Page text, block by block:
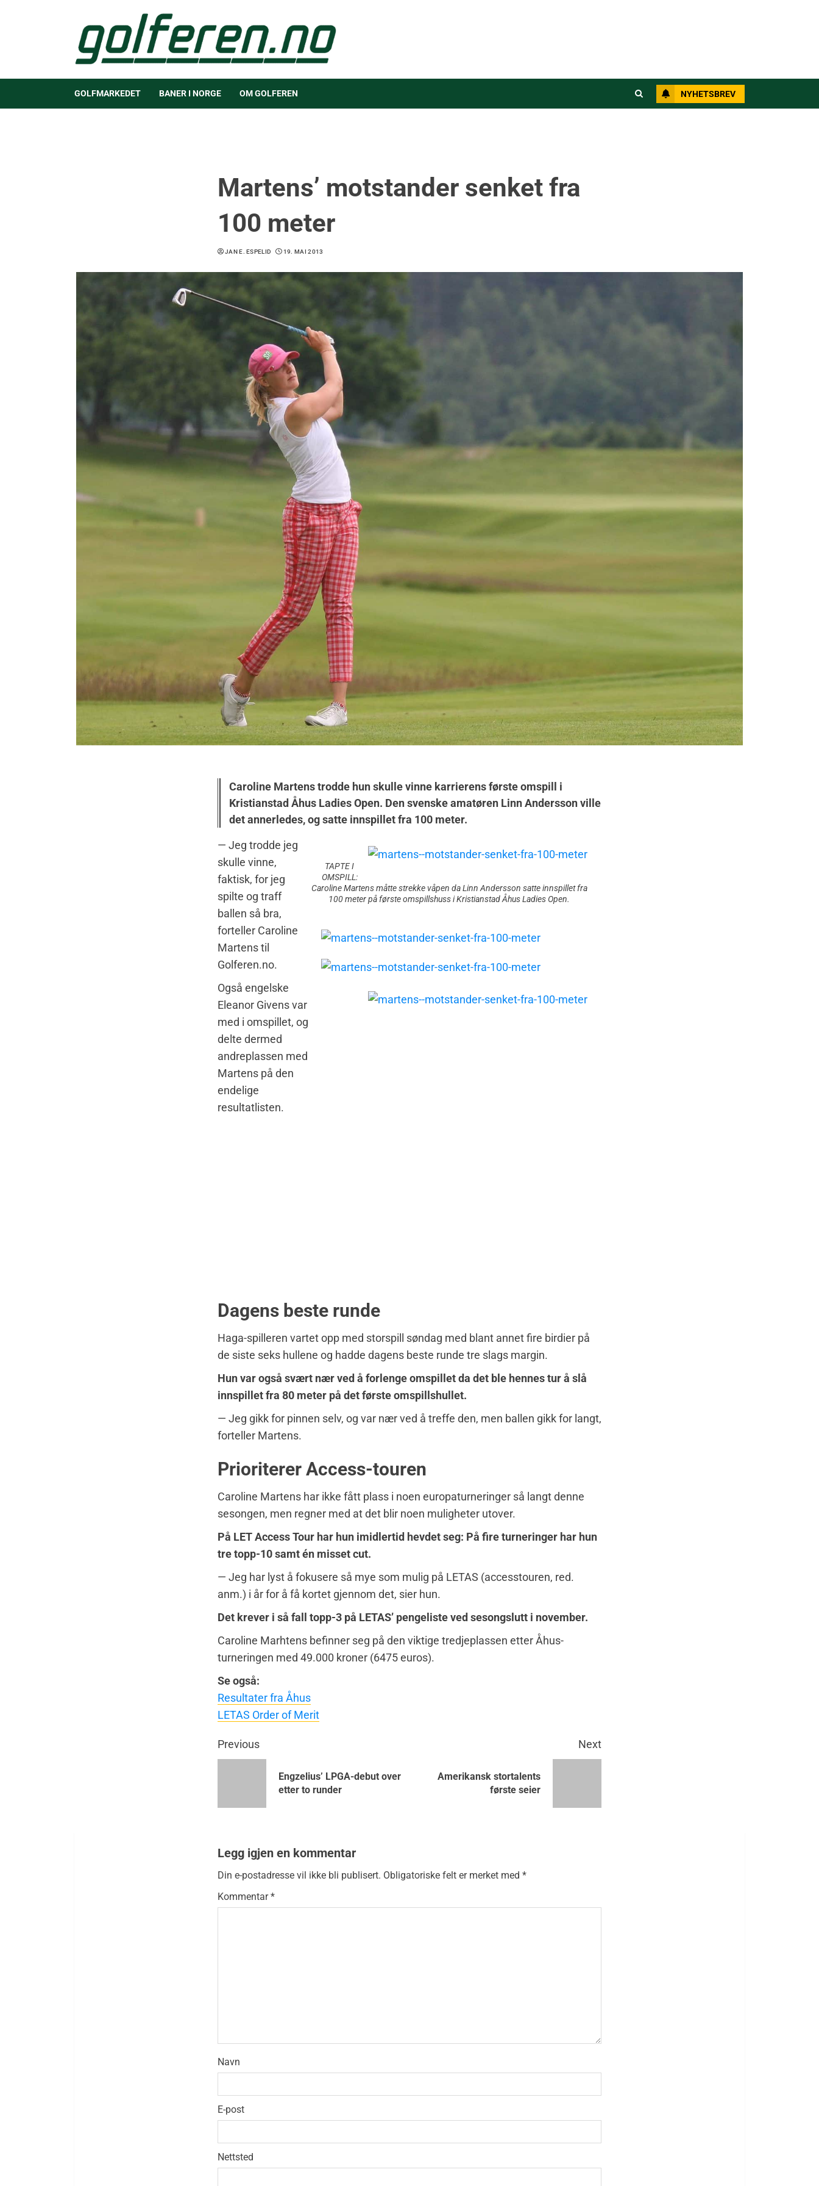
GOLFMARKEDET BANER I NORGE OM GOLFEREN NYHETSBREV
Martens’ motstander senket fra
100 meter
JAN E. ESPELID 19. MAI 2013
Caroline Martens trodde hun skulle vinne karrierens første omspill i
Kristianstad Åhus Ladies Open. Den svenske amatøren Linn Andersson ville
det annerledes, og satte innspillet fra 100 meter.
TAPTE I
OMSPILL:
Caroline Martens måtte strekke våpen da Linn Andersson satte innspillet fra
100 meter på første omspillshuss i Kristianstad Åhus Ladies Open.
— Jeg trodde jeg
skulle vinne,
faktisk, for jeg
spilte og traff
ballen så bra,
forteller Caroline
Martens til
Golferen.no.
Også engelske
Eleanor Givens var
med i omspillet, og
delte dermed
andreplassen med
Martens på den
endelige
resultatlisten.
Dagens beste runde
Haga-spilleren vartet opp med storspill søndag med blant annet fire birdier på
de siste seks hullene og hadde dagens beste runde tre slags margin.
Hun var også svært nær ved å forlenge omspillet da det ble hennes tur å slå
innspillet fra 80 meter på det første omspillshullet.
— Jeg gikk for pinnen selv, og var nær ved å treffe den, men ballen gikk for langt,
forteller Martens.
Prioriterer Access-touren
Caroline Martens har ikke fått plass i noen europaturneringer så langt denne
sesongen, men regner med at det blir noen muligheter utover.
På LET Access Tour har hun imidlertid hevdet seg: På fire turneringer har hun
tre topp-10 samt én misset cut.
— Jeg har lyst å fokusere så mye som mulig på LETAS (accesstouren, red.
anm.) i år for å få kortet gjennom det, sier hun.
Det krever i så fall topp-3 på LETAS’ pengeliste ved sesongslutt i november.
Caroline Marhtens befinner seg på den viktige tredjeplassen etter Åhus-
turneringen med 49.000 kroner (6475 euros).
Se også:
Resultater fra Åhus
LETAS Order of Merit
Previous
Engzelius’ LPGA-debut over
etter to runder
Next
Amerikansk stortalents
første seier
Legg igjen en kommentar
Din e-postadresse vil ikke bli publisert. Obligatoriske felt er merket med *
Kommentar*
Navn
E-post
Nettsted